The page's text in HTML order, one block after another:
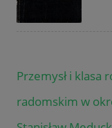
Przemysł i klasa
radomskim w